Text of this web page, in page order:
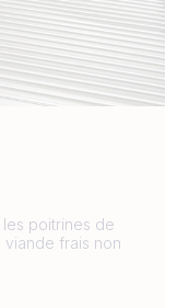
poitrines de
frais non